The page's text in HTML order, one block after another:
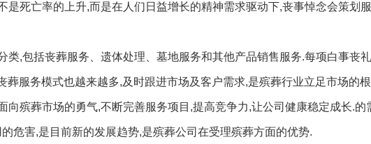
是死亡率的上升,而是在人们日益增长的精神需求驱动下,丧事悼念会策划
类,包括丧葬服务、遗体处理、墓地服务和其他产品销售服务.每项白事丧
葬服务模式也越来越多,及时跟进市场及客户需求,是殡葬行业立足市场的
向殡葬市场的勇气,不断完善服务项目,提高竞争力,让公司健康稳定成长.的
危害,是目前新的发展趋势,是殡葬公司在受理殡葬方面的优势.